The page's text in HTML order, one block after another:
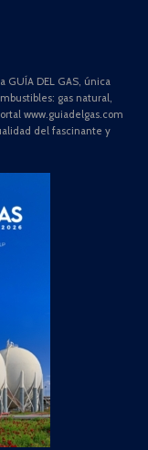
GUÍA DEL GAS, única
gas natural,
www.guiadelgas.com
del fascinante y